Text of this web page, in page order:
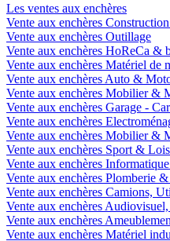
Les ventes aux enchères
Vente aux enchères
Vente aux enchères Outillage
Vente aux enchères HoReCa &
Vente aux enchères Matériel de
Vente aux enchères Auto &
Vente aux enchères Mobilier &
Vente aux enchères Garage -
Vente aux enchères
Vente aux enchères Mobilier &
Vente aux enchères Sport &
Vente aux enchères
Vente aux enchères Plomberie
Vente aux enchères Camions,
Vente aux enchères
Vente aux enchères
Vente aux enchères Matériel